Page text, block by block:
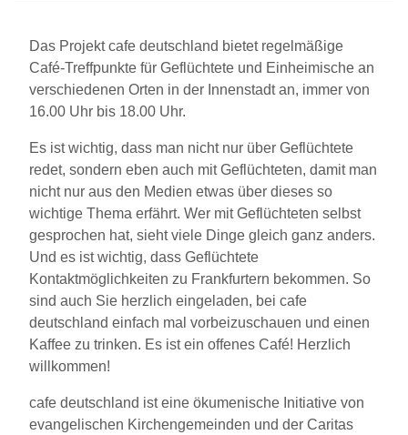
Das Projekt cafe deutschland bietet regelmäßige
Café-Treffpunkte für Geflüchtete und Einheimische an
verschiedenen Orten in der Innenstadt an, immer von
16.00 Uhr bis 18.00 Uhr.
Es ist wichtig, dass man nicht nur über Geflüchtete
redet, sondern eben auch mit Geflüchteten, damit man
nicht nur aus den Medien etwas über dieses so
wichtige Thema erfährt. Wer mit Geflüchteten selbst
gesprochen hat, sieht viele Dinge gleich ganz anders.
Und es ist wichtig, dass Geflüchtete
Kontaktmöglichkeiten zu Frankfurtern bekommen. So
sind auch Sie herzlich eingeladen, bei cafe
deutschland einfach mal vorbeizuschauen und einen
Kaffee zu trinken. Es ist ein offenes Café! Herzlich
willkommen!
cafe deutschland ist eine ökumenische Initiative von
evangelischen Kirchengemeinden und der Caritas